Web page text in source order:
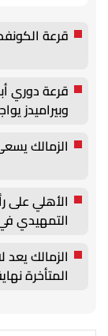
قرعة
قرعة دوري
وبيراميدز
الزمالك
التمهيدي
الزمالك
المتأخرة